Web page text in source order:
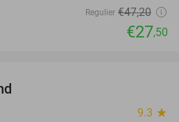
Regulier €47,20
€27,50
9.3 star